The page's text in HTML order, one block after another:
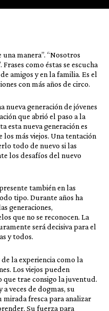
una manera”. “Nosotros
como éstas se escucha
amigos y en la familia. Es el
con más años de circo.
nueva generación de jóvenes
que abrió el paso a la
esta nueva generación es
más viejos. Una tentación
todo de nuevo si las
los desafíos del nuevo
también en las
tipo. Durante años ha
generaciones,
que no se reconocen. La
será decisiva para el
y todos.
la experiencia como la
Los viejos pueden
que trae consigo la juventud.
veces de dogmas, su
fresca para analizar
Su fuerza para